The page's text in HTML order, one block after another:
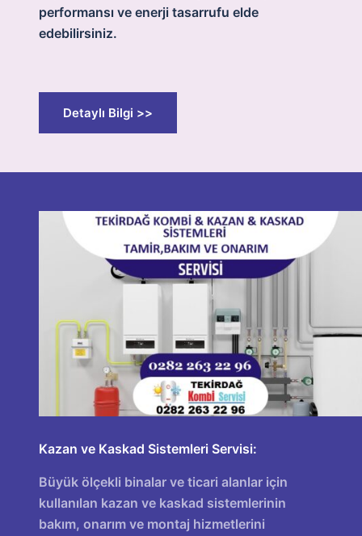
performansı ve enerji tasarrufu elde
edebilirsiniz.
Detaylı Bilgi >>
Kazan ve Kaskad Sistemleri Servisi:
Büyük ölçekli binalar ve ticari alanlar için
kullanılan kazan ve kaskad sistemlerinin
bakım, onarım ve montaj hizmetlerini